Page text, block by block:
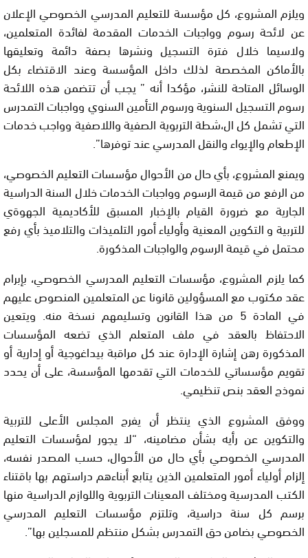
ويلزم المشروع، كل مؤسسة للتعليم المدرسي الخصوصي الإعلان
عن لائحة رسوم وواجبات الخدمات المقدمة لفائدة المتعلمين،
ولاسيما خلال فترة التسجيل ونشرها بصفة دائمة وتعليقها
بالأماكن المخصصة لذلك داخل المؤسسة وعند الاقتضاء بكل
الوسائل المتاحة للنشر، مؤكدا أنه ” يجب أن تتضمن هذه اللائحة
رسوم التسجيل السنوية ورسوم التأمين السنوي وواجبات التمدرس
التي تشمل كل ال،شطة التربوية الصفية واللاصفية وواجب خدمات
الإطعام والإيواء والنقل المدرسي عند توفرها”.
ويمنع المشروع، بأي حال من الأحوال مؤسسات التعليم الخصوصي،
من الرفع من قيمة الرسوم وواجبات الخدمات خلال السنة الدراسية
الجارية مع ضرورة القيام بالإخبار المسبق للأكاديمية الجهوةي
للتربية و التكوين المعنية وأولياء أمور التلميذات والتلاميذ بأي رفع
محتمل في قيمة الرسوم والواجبات المذكورة.
كما يلزم المشروع، مؤسسات التعليم المدرسي الخصوصي، بإبرام
عقد مكتوب مع المسؤولين قانونا عن المتعلمين المنصوص عليهم
في المادة 5 من هذا القانون وتسليمهم نسخة منه. ويتعين
الاحتفاظ بالعقد في ملف المتعلم الذي تضعه المؤسسات
المذكورة رهن إشارة الإدارة عند كل مراقبة بيداغوجية أو إدارية أو
تقويم مؤسساتي للخدمات التي تقدمها المؤسسة، على أن يحدد
نموذج العقد بنص تنظيمي.
ووفق المشروع الذي ينتظر أن يفرج المجلس الأعلى للتربية
والتكوين عن رأيه بشأن مضامينه، “لا يجور لمؤسسات التعليم
المدرسي الخصوصي بأي حال من الأحوال، حسب المصدر نفسه،
إلزام أولياء أمور المتعلمين الذين يتابع أبناءهم دراستهم بها باقتناء
الكتب المدرسية ومختلف المعينات التربوية واللوازم الدراسية منها
برسم كل سنة دراسية، وتلتزم مؤسسات التعليم المدرسي
الخصوصي بضامن حق التمدرس بشكل منتظم للمسجلين بها”.